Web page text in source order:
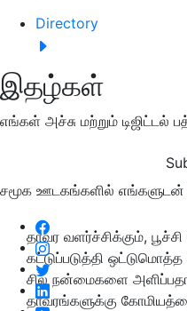
Directory
இதழ்கள்
எங்கள் அச்சு மற்றும் டிஜிட்டல்
சமூக ஊடகங்களில்
தாவர வளர்ச்சிக்கும்,
கட்டுப்படுத்தி
சில நன்மைகளை
தாவரங்களுக்கு